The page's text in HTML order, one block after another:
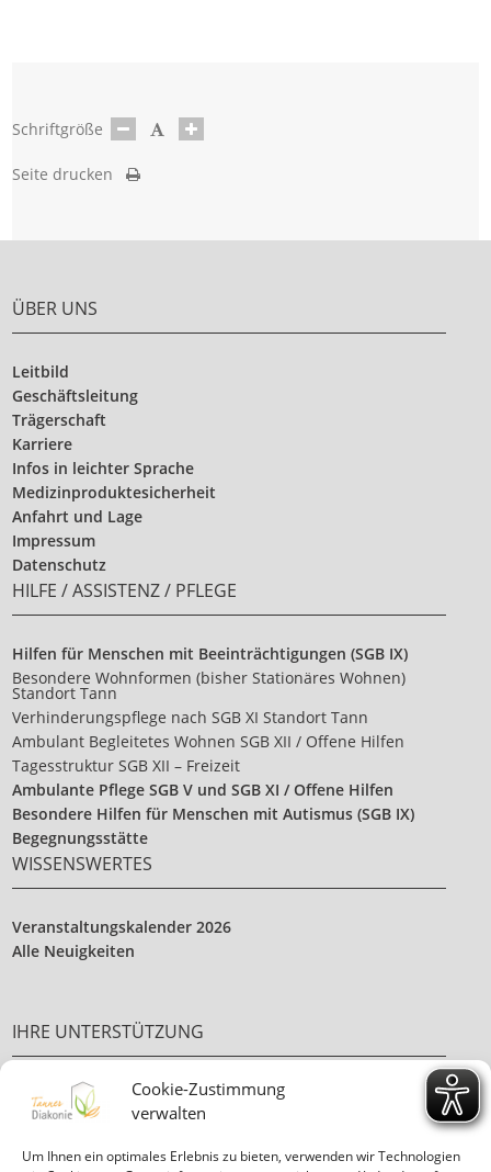
Cookie-Zustimmung
verwalten
Um Ihnen ein optimales Erlebnis zu bieten, verwenden wir Technologien
Schriftgröße
Seite drucken
ÜBER UNS
Leitbild
Geschäftsleitung
Trägerschaft
Karriere
Infos in leichter Sprache
Medizinproduktesicherheit
Anfahrt und Lage
Impressum
Datenschutz
HILFE / ASSISTENZ / PFLEGE
Hilfen für Menschen mit Beeinträchtigungen (SGB IX)
Besondere Wohnformen (bisher Stationäres Wohnen)
Standort Tann
Verhinderungspflege nach SGB XI Standort Tann
Ambulant Begleitetes Wohnen SGB XII / Offene Hilfen
Tagesstruktur SGB XII – Freizeit
Ambulante Pflege SGB V und SGB XI / Offene Hilfen
Besondere Hilfen für Menschen mit Autismus (SGB IX)
Begegnungsstätte
WISSENSWERTES
Veranstaltungskalender 2026
Alle Neuigkeiten
IHRE UNTERSTÜTZUNG
Ehrenamt
Ihre Spende